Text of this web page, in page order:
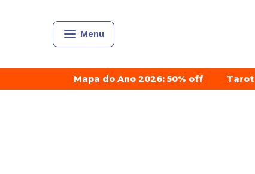
Menu
Mapa do Ano 2026: 50% off